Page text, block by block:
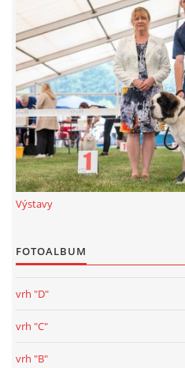
© CHS ze Severních vrchů |
Výstavy
FOTOALBUM
vrh "D"
vrh "C"
vrh "B"